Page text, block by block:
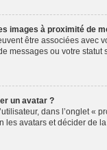
images à proximité de
être associées avec
messages ou votre
un avatar ?
dans l’onglet «
les avatars et décider de